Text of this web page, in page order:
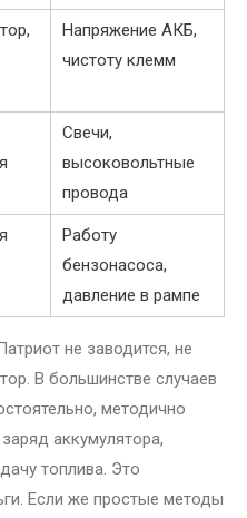
Напряжение АКБ,
чистоту клемм
Свечи,
высоковольтные
провода
Работу
бензонасоса,
давление в рампе
не заводится, не
В большинстве случаев
методично
аккумулятора,
топлива. Это
Если же простые методы